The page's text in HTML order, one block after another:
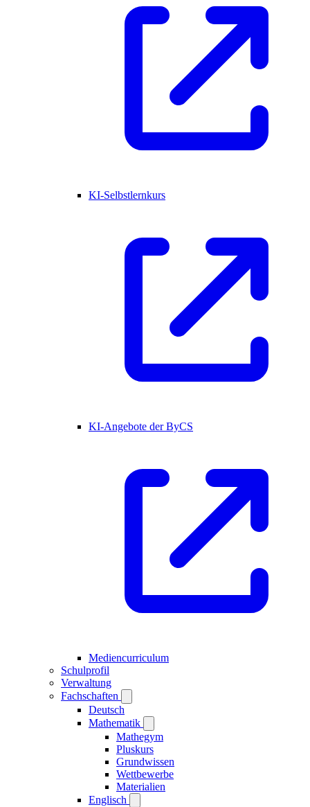
KI-Selbstlernkurs
KI-Angebote der ByCS
Mediencurriculum
Schulprofil
Verwaltung
Fachschaften
Deutsch
Mathematik
Mathegym
Pluskurs
Grundwissen
Wettbewerbe
Materialien
Englisch